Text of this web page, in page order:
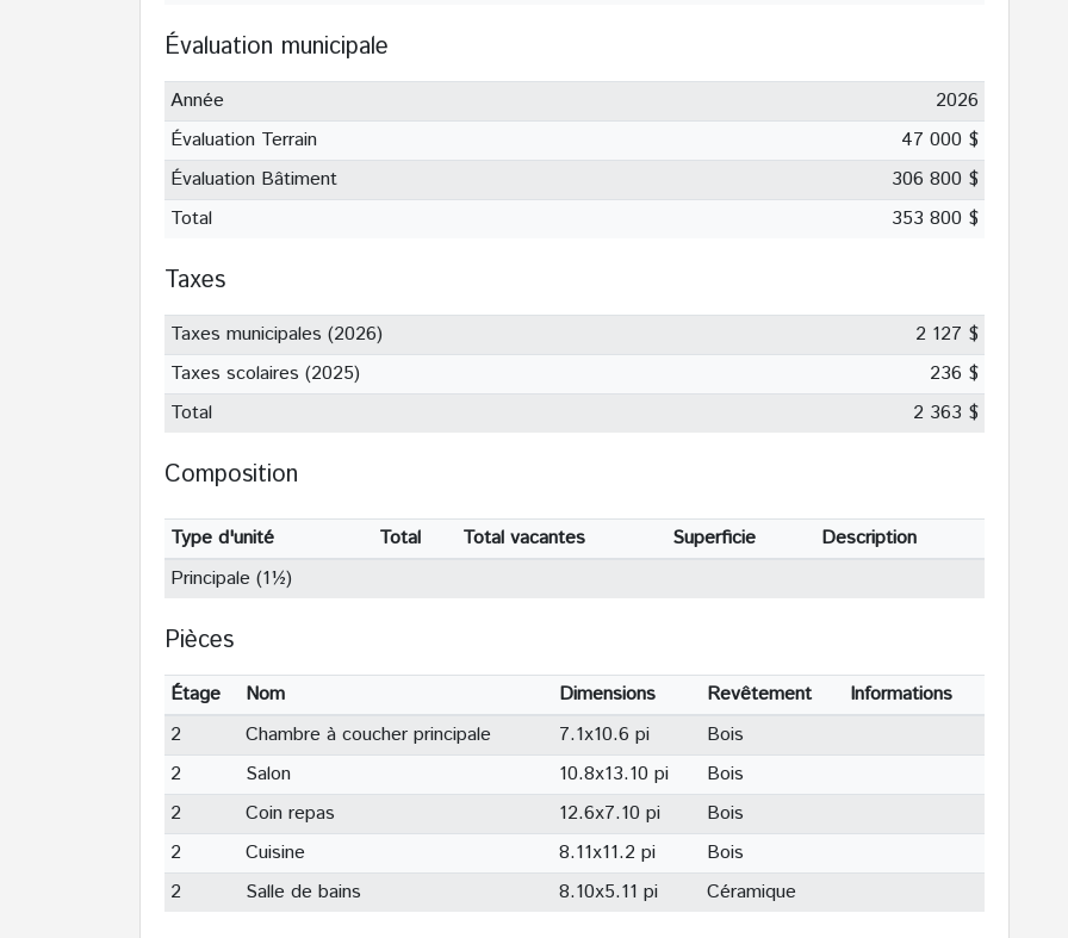
Évaluation municipale
Année
2026
Évaluation Terrain
47 000 $
Évaluation Bâtiment
306 800 $
Total
353 800 $
Taxes
Taxes municipales (2026)
2 127 $
Taxes scolaires (2025)
236 $
Total
2 363 $
Composition
Type d'unité Total Total vacantes Superficie
Description
Principale (1½)
Pièces
Étage Nom Dimensions Revêtement
Informations
2
Chambre à coucher principale 7.1x10.6 pi
Bois
2
Salon 10.8x13.10 pi
Bois
2
Coin repas 12.6x7.10 pi
Bois
2
Cuisine 8.11x11.2 pi
Bois
2
Salle de bains 8.10x5.11 pi Céramique